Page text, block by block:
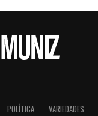
POLÍTICA
VARIEDADES